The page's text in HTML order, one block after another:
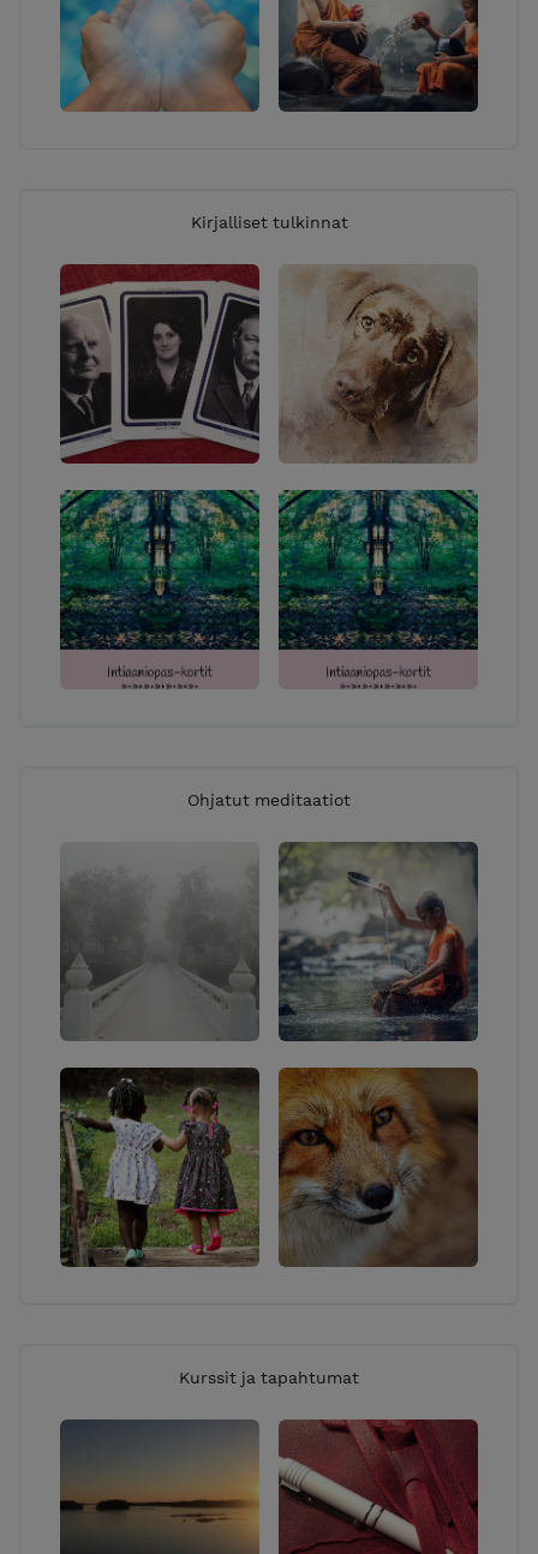
Kirjalliset tulkinnat
Ohjatut meditaatiot
Kurssit ja tapahtumat